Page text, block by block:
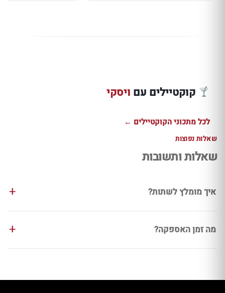
קוקטיילים עם ויסקי למתכון ← למתכון ←
לכל מתכוני הקוקטיילים ←
שאלות נפוצות
שאלות ותשובות
איך מומלץ לשתות?
מה זמן האספקה?